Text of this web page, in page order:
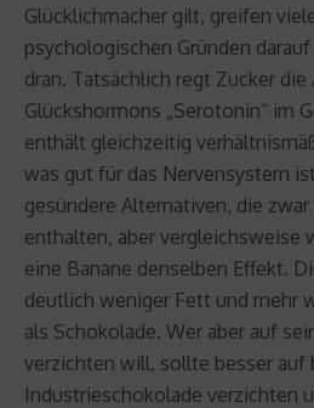
Glücklichmacher gilt, greifen
psychologischen Gründen
dran. Tatsächlich regt Zucker
Glückshormons „Serotonin“ im
enthält gleichzeitig
was gut für das Nervensystem
gesündere Alternativen, die
enthalten, aber vergleichsweise
eine Banane denselben Effekt.
deutlich weniger Fett und mehr
als Schokolade. Wer aber auf
verzichten will, sollte besser auf
Industrieschokolade verzichten